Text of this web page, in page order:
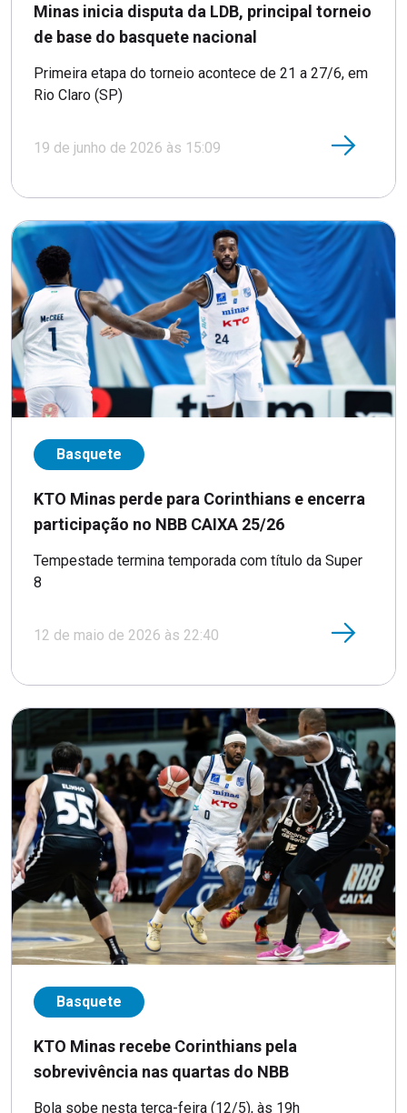
Minas inicia disputa da LDB, principal torneio
de base do basquete nacional
Primeira etapa do torneio acontece de 21 a 27/6, em
Rio Claro (SP)
19 de junho de 2026 às 15:09
Basquete
KTO Minas perde para Corinthians e encerra
participação no NBB CAIXA 25/26
Tempestade termina temporada com título da Super
8
12 de maio de 2026 às 22:40
Basquete
KTO Minas recebe Corinthians pela
sobrevivência nas quartas do NBB
Bola sobe nesta terça-feira (12/5), às 19h